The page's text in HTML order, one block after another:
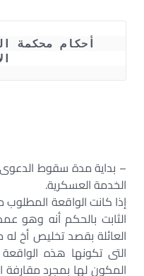
– بداية مدة سقوط
الخدمة العسكرية.
إذا كانت الواقعة
الثابت بالحكم أنه
العائلة بقصد تخليص أخ
التى تكونها هذه
المكون لها بمجرد